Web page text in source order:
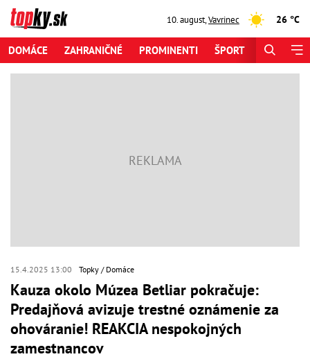
10. august,Vavrinec 26 °C
DOMÁCE ZAHRANIČNÉ PROMINENTI ŠPORT
15.4.2025 13:00 Topky Domáce
Kauza okolo Múzea Betliar pokračuje:
Predajňová avizuje trestné oznámenie za
ohováranie! REAKCIA nespokojných
zamestnancov